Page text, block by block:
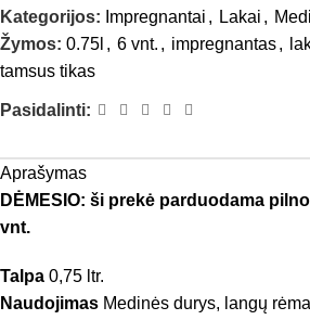
Kategorijos: Impregnantai , Lakai ,
Žymos: 0.75l , 6 vnt. , impregnantas,
tamsus tikas
Pasidalinti:
Aprašymas
DĖMESIO: ši prekė parduodama
vnt.
Talpa 0,75 ltr.
Naudojimas Medinės durys, langų